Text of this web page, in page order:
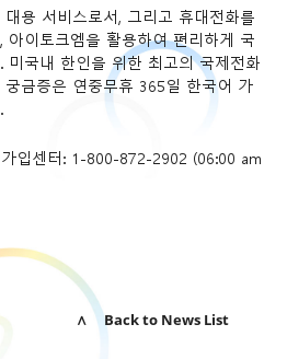
용 서비스로서, 그리고 휴대전화를
아이토크엠을 활용하여 편리하게 국
미국내 한인을 위한 최고의 국제전화
금증은 연중무휴 365일 한국어 가
입센터: 1-800-872-2902 (06:00 am
∧ Back to News List